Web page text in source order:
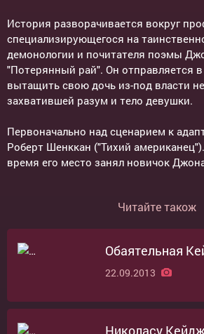
История разворачивается вокруг
специализирующегося на
демонологии и почитателя поэмы
"Потерянный рай". Он отправляется
вытащить свою дочь из-под власти
захватившей разум и тело девушки.
Первоначально над сценарием к
Роберт Шенккан ("Тихий
время его место занял новичок
Читайте також
Обаятельная
22.09.2013
Николасу